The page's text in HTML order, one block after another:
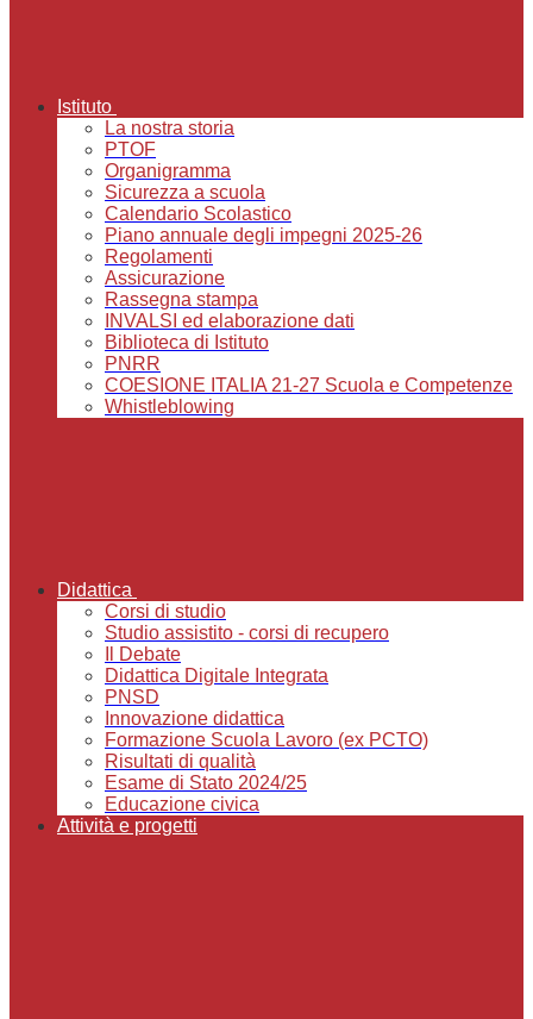
Istituto
La nostra storia
PTOF
Organigramma
Sicurezza a scuola
Calendario Scolastico
Piano annuale degli impegni 2025-26
Regolamenti
Assicurazione
Rassegna stampa
INVALSI ed elaborazione dati
Biblioteca di Istituto
PNRR
COESIONE ITALIA 21-27 Scuola e Competenze
Whistleblowing
Didattica
Corsi di studio
Studio assistito - corsi di recupero
Il Debate
Didattica Digitale Integrata
PNSD
Innovazione didattica
Formazione Scuola Lavoro (ex PCTO)
Risultati di qualità
Esame di Stato 2024/25
Educazione civica
Attività e progetti